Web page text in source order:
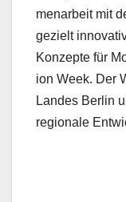
me­nar­beit mit
gezielt
Konzepte für
ion Week. Der
Lan­des Berlin
regionale